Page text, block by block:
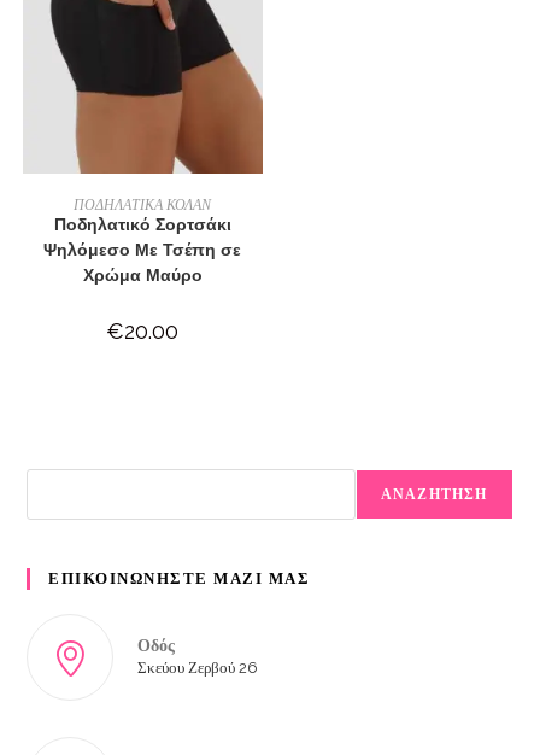
ΕΠΙΛΟΓΉ
ΠΟΔΗΛΑΤΙΚΑ ΚΟΛΑΝ
Ποδηλατικό Σορτσάκι
Ψηλόμεσο Με Τσέπη σε
Χρώμα Μαύρο
€20.00
ΑΝΑΖΗΤΗΣΗ
ΕΠΙΚΟΙΝΩΝΗΣΤΕ ΜΑΖΙ ΜΑΣ
Οδός
Σκεύου Ζερβού 26